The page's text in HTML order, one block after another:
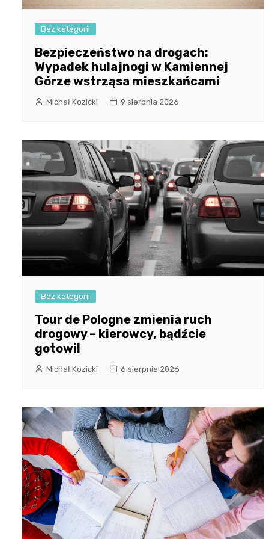
Bez kategorii
Bezpieczeństwo na drogach:
Wypadek hulajnogi w Kamiennej
Górze wstrząsa mieszkańcami
Michał Kozicki 9 sierpnia 2026
Bez kategorii
Tour de Pologne zmienia ruch
drogowy – kierowcy, bądźcie
gotowi!
Michał Kozicki 6 sierpnia 2026